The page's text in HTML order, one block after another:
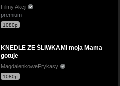
Filmy Akcji
premium
1080p
KNEDLE ZE ŚLIWKAMI moja Mama
gotuje
MagdalenkoweFrykasy
1080p